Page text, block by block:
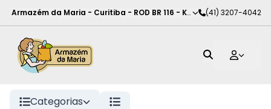
Armazém da Maria - Curitiba - ROD BR 116 - KM 102,Curitiba-PR
(41) 3207-4042
Categorias